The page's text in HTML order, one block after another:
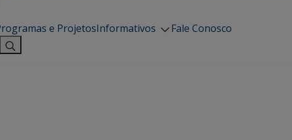
e ProjetosInformativos
Fale Conosco